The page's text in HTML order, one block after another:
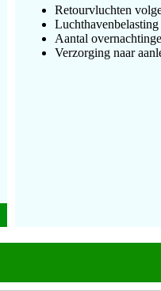
Retourvluchten
Luchthavenbelasting
Aantal
Verzorging naar